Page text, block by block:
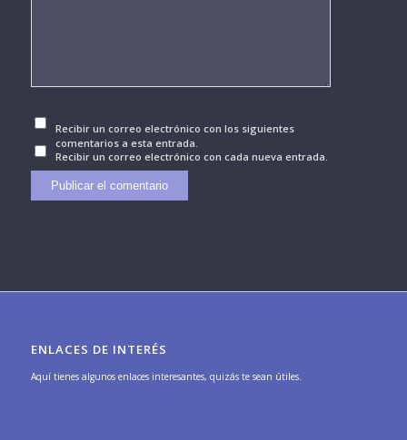
Recibir un correo electrónico con los siguientes
comentarios a esta entrada.
Recibir un correo electrónico con cada nueva entrada.
ENLACES DE INTERÉS
Aquí tienes algunos enlaces interesantes, quizás te sean útiles.